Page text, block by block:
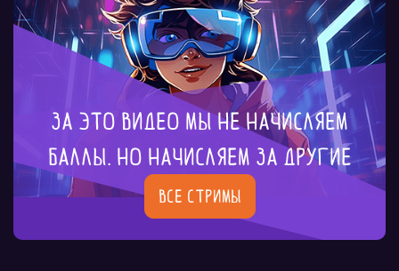
За это видео мы не начисляем
баллы. Но начисляем за другие
Все стримы